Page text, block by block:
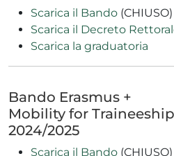
Scarica il Bando (CHIUSO)
Scarica il Decreto
Scarica la graduatoria
Bando Erasmus +
Mobility for Traineeship
2024/2025
Scarica il Bando (CHIUSO)